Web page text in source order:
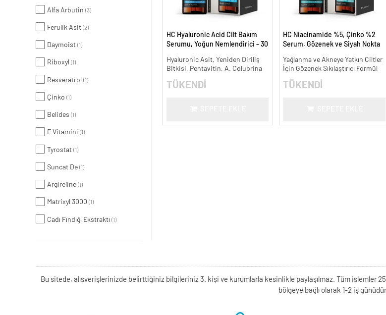
Alfa Arbutin (3)
Ferulik Asit (2)
Daymoist (1)
Riboxyl (1)
Resveratrol (1)
Çinko (1)
Belides (1)
E Vitamini (1)
Tyrostat (1)
Suncat De (1)
Argireline (1)
Matrixyl 3000 (1)
Cadı Fındığı Ekstraktı (1)
HC Hyaluronic Acid Cilt Bakım
Serumu, Yoğun Nemlendirici - 30
Hyaluronic Asit, Yeniden Diriliş
Bitkisi, Pentavitin, A. Colubrina
TÜKENDİ
HC Niacinamide %5, Çinko %2
Serum, Gözenek ve Siyah Nokta
- 30 ml.
Yağlanma ve Akneye Yatkın Ciltler
İçin Gözenek Sıkılaştırıcı Formül
TÜKENDİ
Bu sitede, alışverişlerinizde belirttiğiniz bilgileriniz 3. kişi ve kurumlarla kesinlikle paylaşılmaz. Tüm
bölgeye bağlı olarak 1-2 iş